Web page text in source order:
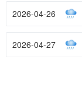
2026-04-26
2026-04-27